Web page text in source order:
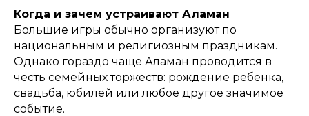
Когда и зачем устраивают Аламан
Большие игры обычно организуют по
национальным и религиозным праздникам.
Однако гораздо чаще Аламан проводится в
честь семейных торжеств: рождение ребёнка,
свадьба, юбилей или любое другое значимое
событие.